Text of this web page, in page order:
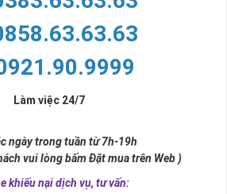
tiến hơn.
giục chúng ta lựa chọn, dựa vào những
quyết định quan trọng.
Làm việc 24/7
ngày trong tuần từ 7h-19h
vui lòng bấm Đặt mua trên Web )
khiếu nại dịch vụ, tư vấn: